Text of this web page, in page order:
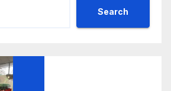
Search